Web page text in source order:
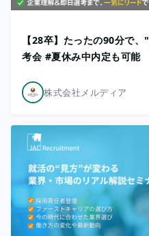
【28卒】たったの90分で
考会 #夏休み中内定も可能
株式会社メルディア